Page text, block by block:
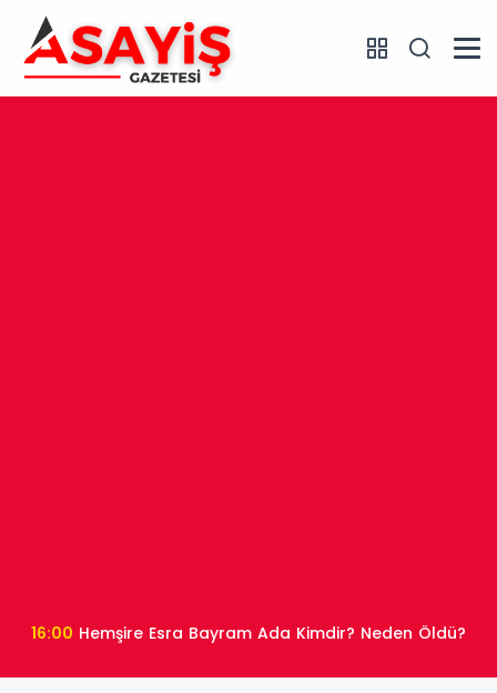
13:30 Afyonkarahisar'da 4 Yaşındaki Yunus Emre'nin